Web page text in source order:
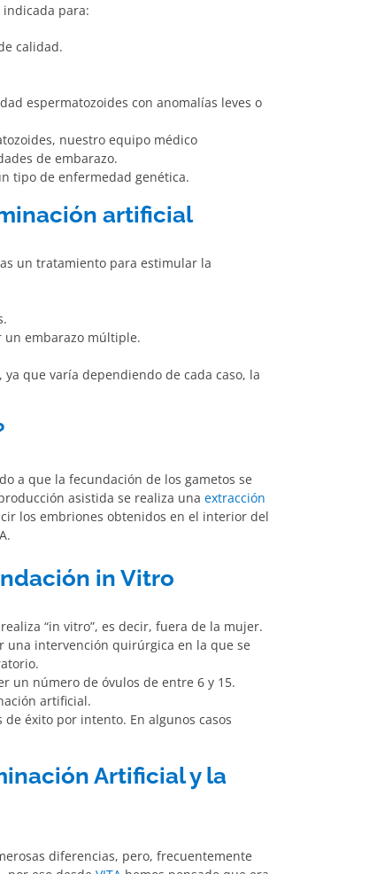
indicada para:
calidad.
espermatozoides con anomalías leves o
nuestro equipo médico
de embarazo.
tipo de enfermedad genética.
artificial
un tratamiento para estimular la
un embarazo múltiple.
que varía dependiendo de cada caso, la
a que la fecundación de los gametos se
asistida se realiza una extracción
los embriones obtenidos en el interior del
in Vitro
“in vitro”, es decir, fuera de la mujer.
una intervención quirúrgica en la que se
un número de óvulos de entre 6 y 15.
artificial.
éxito por intento. En algunos casos
Artificial y la
diferencias, pero, frecuentemente